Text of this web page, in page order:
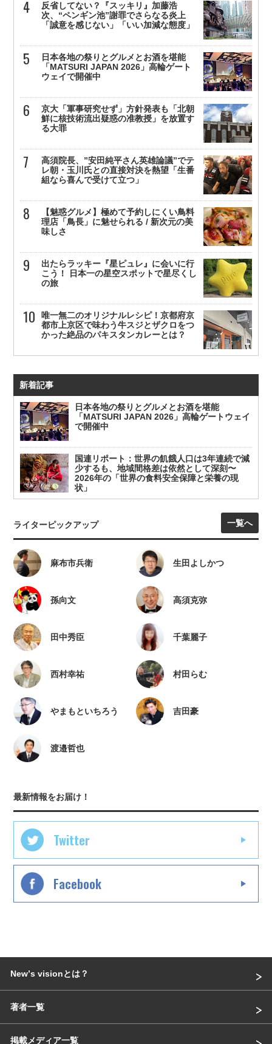
反省してない？『スッキリ』加藤浩
次、“ペンギン池”謝罪でさらなる炎上
「誠意を感じない」「いい加減な態度」
日本各地の祭りとグルメとお酒を堪能
「MATSURI JAPAN 2026」高輪ゲート
ウェイで開催中
京大「軍事研究せず」方針発表も「北朝
鮮に核技術流出疑惑の准教授」を放置す
る大罪
高須院長、”安田純平さん英雄論議”でテ
レ朝・玉川氏との直接対決を熱望「生番
組なら喜んで受けて立つ」
【魅惑グルメ】極めて予約しにくい鳥料
理店「鳥長」に魅せられる / 新次元の美
味しさ
出たらラッキー『星ピュレ』に会いに行
こう！ 日本一の星空スポットで星尽くし
の旅
唯一無二のオリジナルレシピ！京都府京
都市上京区で味わう牛スジとザクロをつ
かった絶品のパキスタンカレーとは？
新着記事
日本各地の祭りとグルメとお酒を堪能
「MATSURI JAPAN 2026」高輪ゲートウェイ
で開催中
国連リポート：世界の飢餓人口は3年連続で減
少するも、地域間格差は依然として深刻〜
2026年の「世界の食料安全保障と栄養の現
状」
ライターピックアップ 一覧へ
麻布市兵衛 生田よしかつ
孫向文 高須克弥
田中秀臣 千葉麗子
西村幸祐 村田らむ
やまもといちろう 吉田豪
渡邉哲也
最新情報をお届け！
Twitter
Facebook
Newʼs visionとは？
著者一覧
掲載メディア一覧